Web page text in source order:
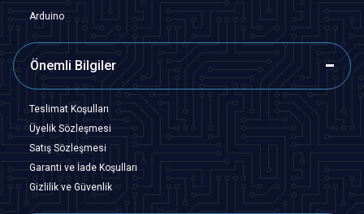
Arduino
Önemli Bilgiler
Teslimat Koşulları
Üyelik Sözleşmesi
Satış Sözleşmesi
Garanti ve İade Koşulları
Gizlilik ve Güvenlik